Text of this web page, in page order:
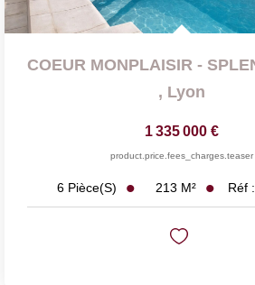
, Lyon
1 335 000 €
product.price.fees_charges.teaser
6 Pièce(s) 213 M² Réf :